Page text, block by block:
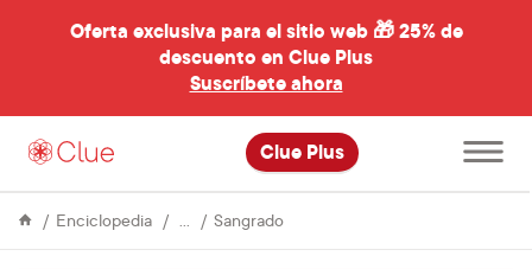
Oferta exclusiva para el sitio web 🎁25% de
descuento en Clue Plus
Suscríbete ahora
Clue Plus
Abre
el
menú
Enciclopedia
Ciclo Sangrado6